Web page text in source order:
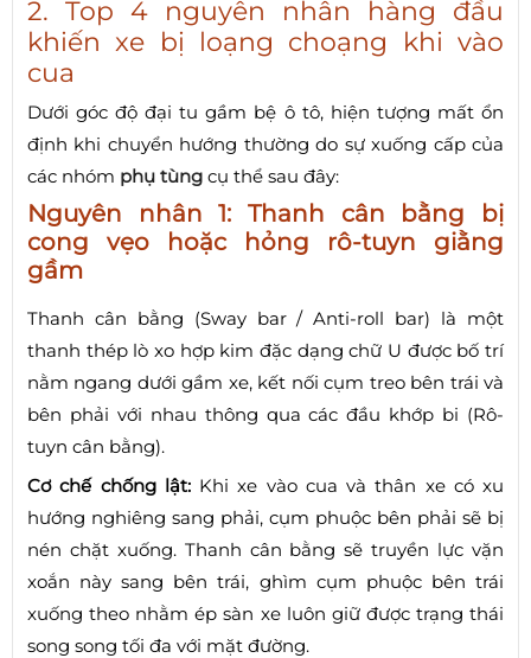
2. Top 4 nguyên nhân hàng đầu
khiến xe bị loạng choạng khi vào
cua
Dưới góc độ đại tu gầm bệ ô tô, hiện tượng mất ổn
định khi chuyển hướng thường do sự xuống cấp của
các nhóm phụ tùng cụ thể sau đây:
Nguyên nhân 1: Thanh cân bằng bị
cong vẹo hoặc hỏng rô-tuyn giằng
gầm
Thanh cân bằng (Sway bar / Anti-roll bar) là một
thanh thép lò xo hợp kim đặc dạng chữ U được bố trí
nằm ngang dưới gầm xe, kết nối cụm treo bên trái và
bên phải với nhau thông qua các đầu khớp bi (Rô-
tuyn cân bằng).
Cơ chế chống lật:Khi xe vào cua và thân xe có xu
hướng nghiêng sang phải, cụm phuộc bên phải sẽ bị
nén chặt xuống. Thanh cân bằng sẽ truyền lực vặn
xoắn này sang bên trái, ghìm cụm phuộc bên trái
xuống theo nhằm ép sàn xe luôn giữ được trạng thái
song song tối đa với mặt đường.